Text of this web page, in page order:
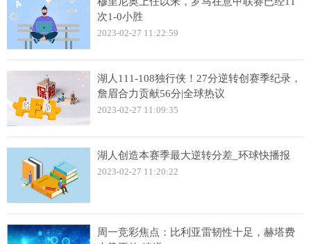
次1-0小胜
2023-02-27 11:22:59
湖人111-108独行侠！27分逆转创赛季纪录，
詹眉合力贡献56分|全球热议
2023-02-27 11:09:35
湖人创造本赛季最大逆转分差_环球快播报
2023-02-27 11:20:22
周一竞彩焦点：比利亚雷韧性十足，赫塔费